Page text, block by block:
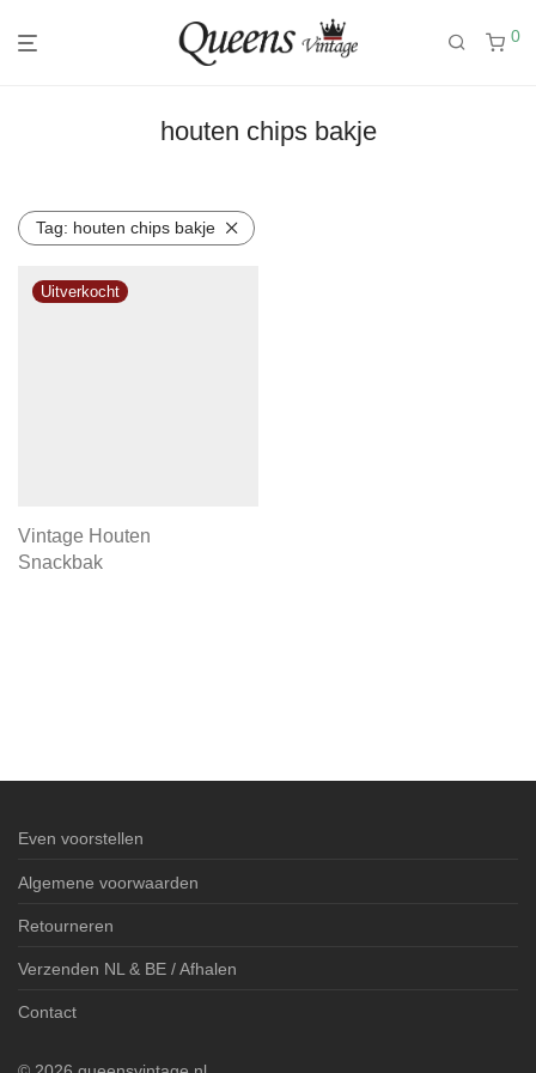
0
houten chips bakje
Tag: houten chips bakje
Vintage Houten
Snackbak
Even voorstellen
Algemene voorwaarden
Retourneren
Verzenden NL & BE / Afhalen
Contact